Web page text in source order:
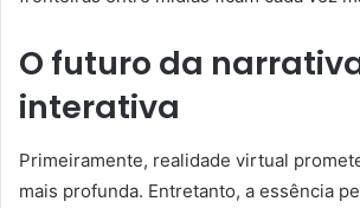
O futuro da
interativa
Primeiramente, realidade virtual
mais profunda. Entretanto, a essência